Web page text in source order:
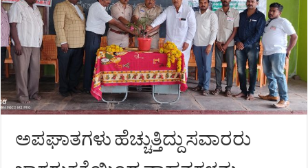
ಅಪಘಾತಗಳು ಹೆಚ್ಚುತ್ತಿದ್ದು ಸವಾರರು